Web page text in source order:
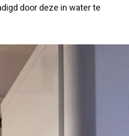
door deze in water te